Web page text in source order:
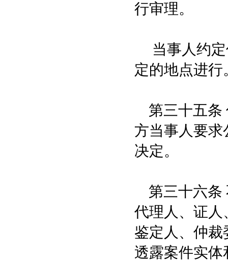
行审理。
当事人约定
定的地点进行
第三十五条
方当事人要
决定。
第三十六条
代理人、证人
鉴定人、仲
透露案件实